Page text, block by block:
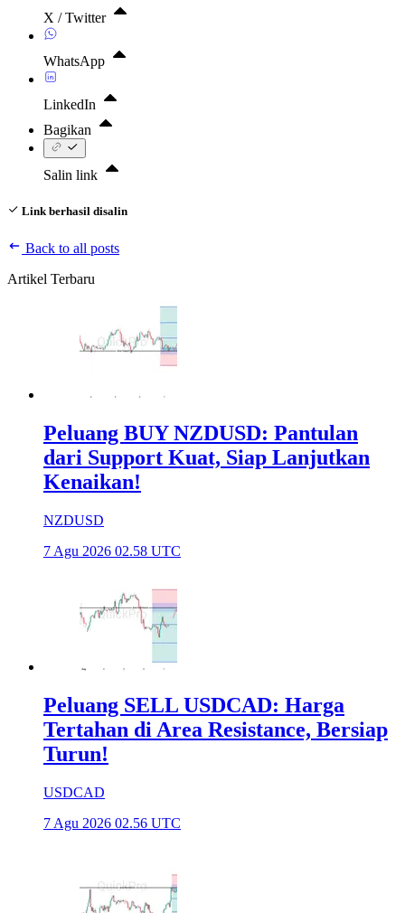
X / Twitter
WhatsApp
LinkedIn
Bagikan
Salin link
Link berhasil disalin
Back to all posts
Artikel Terbaru
Peluang BUY NZDUSD: Pantulan
dari Support Kuat, Siap Lanjutkan
Kenaikan!
NZDUSD
7 Agu 2026 02.58 UTC
Peluang SELL USDCAD: Harga
Tertahan di Area Resistance, Bersiap
Turun!
USDCAD
7 Agu 2026 02.56 UTC